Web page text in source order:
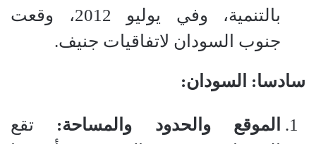
بالتنمية، وفي يوليو 2012، وقعت
جنوب السودان لاتفاقيات جنيف.
سادسا: السودان:
الموقع والحدود والمساحة: تقع